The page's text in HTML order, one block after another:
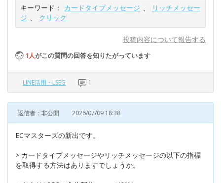
キーワード： カードタイプメッセージ 、
リッチメッセー
ジ 、 クリック
投稿内容について報告する
1人がこの質問の回答を知りたがっています
LINE活用・LSEG 1
返信者：非公開 2026/07/09 18:38
ECマスターズの新出です。
> カードタイプメッセージやリッチメッセージの以下の指標
を取得する方法はありますでしょうか。